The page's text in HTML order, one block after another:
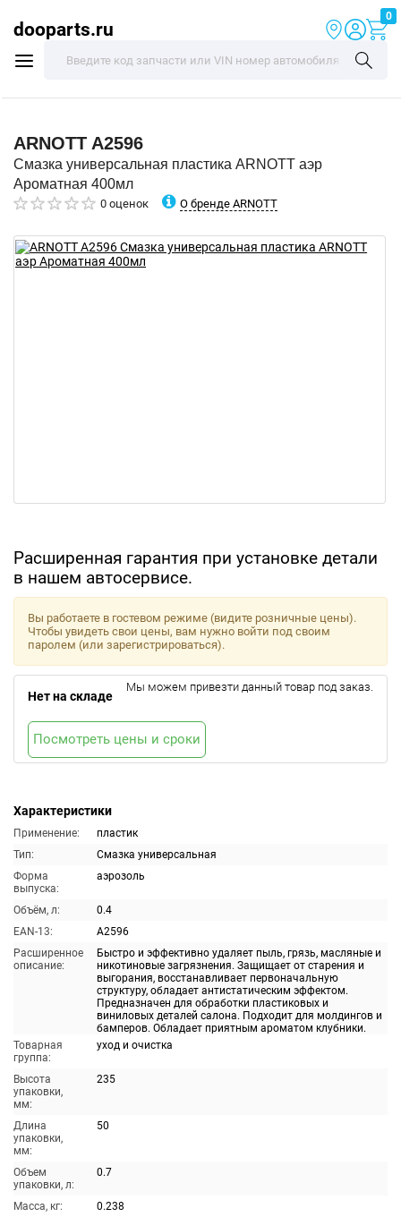
dooparts.ru
0
ARNOTT A2596
Смазка универсальная пластика ARNOTT аэр
Ароматная 400мл
0 оценок О бренде ARNOTT
Расширенная гарантия при установке детали
в нашем автосервисе.
Характеристики
Применение:
пластик
Тип:
Смазка универсальная
Форма
выпуска:
аэрозоль
Объём, л:
0.4
EAN-13:
A2596
Расширенное
описание:
Быстро и эффективно удаляет пыль, грязь, масляные и
никотиновые загрязнения. Защищает от старения и
выгорания, восстанавливает первоначальную
структуру, обладает антистатическим эффектом.
Предназначен для обработки пластиковых и
виниловых деталей салона. Подходит для молдингов и
бамперов. Обладает приятным ароматом клубники.
Товарная
группа:
уход и очистка
Высота
упаковки,
мм:
235
Длина
упаковки,
мм:
50
Объем
упаковки, л:
0.7
Масса, кг:
0.238
Вы работаете в гостевом режиме (видите розничные цены).
Чтобы увидеть свои цены, вам нужно войти под своим
паролем (или зарегистрироваться).
Нет на складе
Мы можем привезти данный товар под заказ.
Посмотреть цены и сроки